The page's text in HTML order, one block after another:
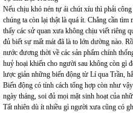
Nếu chịu khó nén tự ái chút xíu thì phải
chúng ta còn lại thật là quá ít. Chẳng cần
thấy các sử quan xưa không chịu viết riêng
đủ biết sự mất mát đã là to lớn dường nào.
nước đương thời về các sản phẩm chính
huỷ hoại khiến cho người sau không còn gì
lược giản những biến động từ Lí qua Trần,
Biến động có tính cách tổng hợp còn như
ngày tháng, soi đủ mọi mặt sinh hoạt của
Tất nhiên dù ít nhiều gì người xưa cũng có